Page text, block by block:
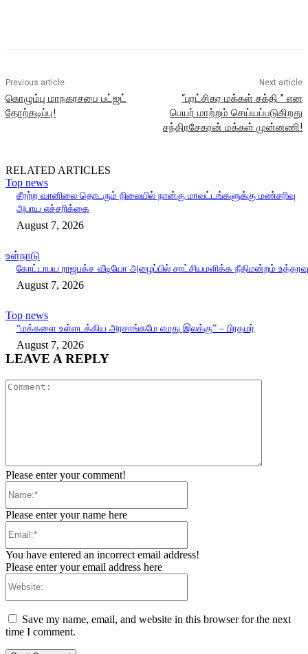
Previous article
கொழும்பு மாநகரசபை பட்ஜட்
தோற்கடிப்பு!
Next article
“புரட்சிகர மக்கள் சக்தி ” என
பெயர் மாற்றம் செய்யப்படுகிறது
சந்திரசேகரன் மக்கள் முன்னணி!
RELATED ARTICLES
Top news
சீரற்ற வானிலை தொடரும் நிலையில் நான்கு மாவட்டங்களுக்கு மண்சரிவு
அபாய எச்சரிக்கை
August 7, 2026
உள்நாடு
கோட்டாபய ராஜபக்ச வீடியோ அழைப்பில் சாட்சியமளிக்க நீதிமன்றம் உத்தரவு
August 7, 2026
Top news
“மக்களை உள்ளடக்கிய அரசாங்கமே எமது இலக்கு” – பிரதமர்
August 7, 2026
LEAVE A REPLY
Please enter your comment!
Please enter your name here
You have entered an incorrect email address!
Please enter your email address here
Save my name, email, and website in this browser for the next
time I comment.